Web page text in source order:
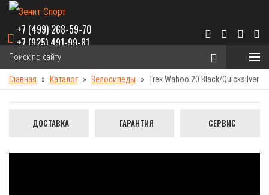
+7 (499) 268-59-70
+7 (925) 491-99-81
Главная Каталог Велосипеды Trek Wahoo 20 Black/Quicksilver
ДОСТАВКА ГАРАНТИЯ СЕРВИС